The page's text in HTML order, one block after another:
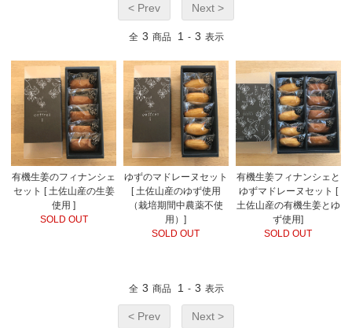
< Prev Next >
全 3 商品 1 - 3 表示
有機生姜のフィナンシェ
セット [ 土佐山産の生姜
使用 ]
SOLD OUT
ゆずのマドレーヌセット
[ 土佐山産のゆず使用
（栽培期間中農薬不使
用）]
SOLD OUT
有機生姜フィナンシェと
ゆずマドレーヌセット [
土佐山産の有機生姜とゆ
ず使用]
SOLD OUT
全 3 商品 1 - 3 表示
< Prev Next >